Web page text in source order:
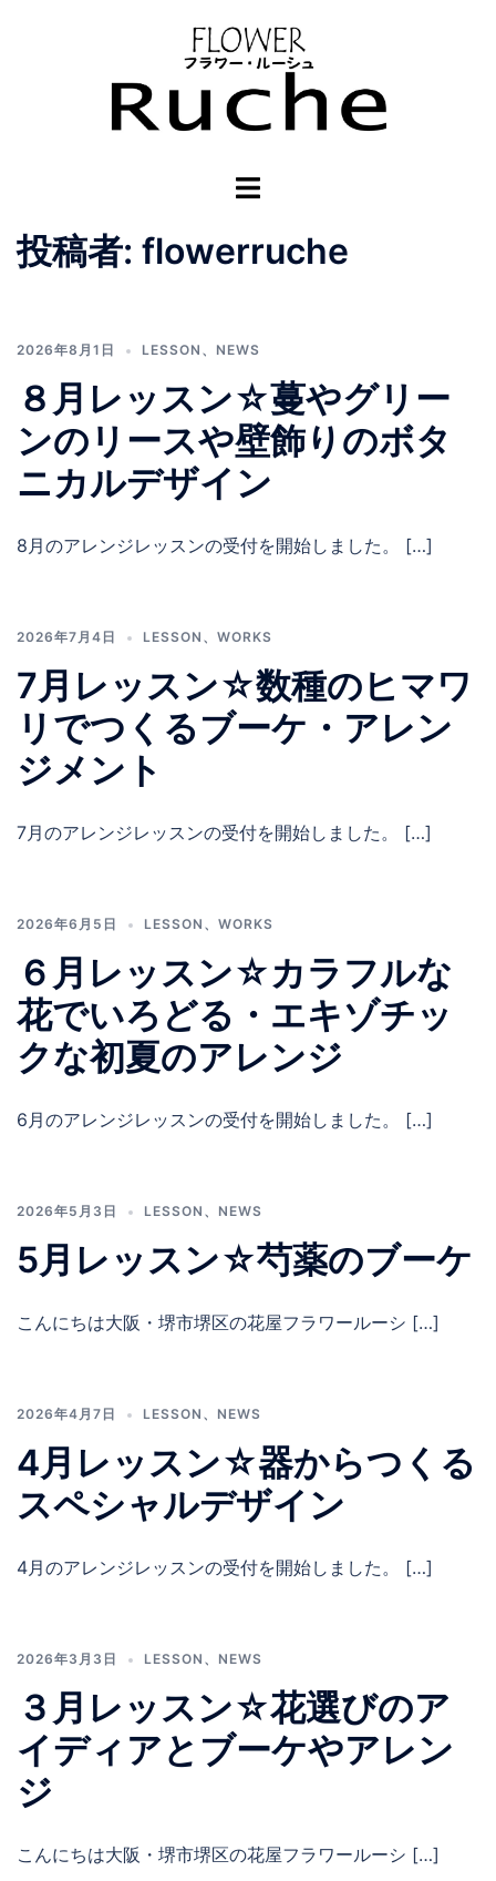
ト
メ
ー
投稿者: flowerruche
2026年8月1日 LESSON 、 NEWS
８月レッスン☆蔓やグリー
ンのリースや壁飾りのボタ
ニカルデザイン
8月のアレンジレッスンの受付を開始しました。 […]
2026年7月4日 LESSON 、 WORKS
7月レッスン☆数種のヒマワ
リでつくるブーケ・アレン
ジメント
7月のアレンジレッスンの受付を開始しました。 […]
2026年6月5日 LESSON 、 WORKS
６月レッスン☆カラフルな
花でいろどる・エキゾチッ
クな初夏のアレンジ
6月のアレンジレッスンの受付を開始しました。 […]
2026年5月3日 LESSON 、 NEWS
5月レッスン☆芍薬のブーケ
こんにちは大阪・堺市堺区の花屋フラワールーシ […]
2026年4月7日 LESSON 、 NEWS
4月レッスン☆器からつくる
スペシャルデザイン
4月のアレンジレッスンの受付を開始しました。 […]
2026年3月3日 LESSON 、 NEWS
３月レッスン☆花選びのア
イディアとブーケやアレン
ジ
こんにちは大阪・堺市堺区の花屋フラワールーシ […]